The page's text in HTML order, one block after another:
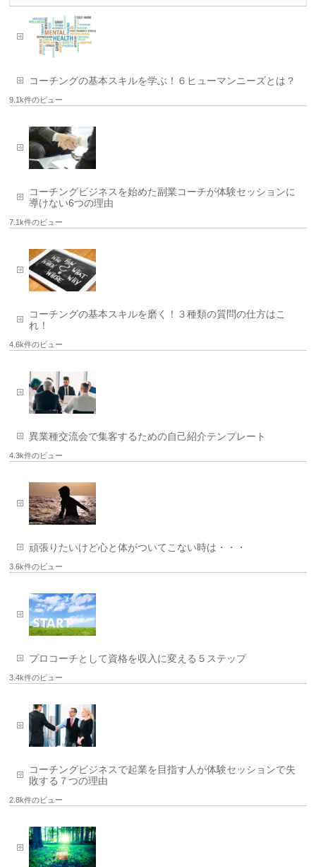
コーチングの基本スキルを学ぶ！６ヒューマンニーズとは？
9.1k件のビュー
コーチングビジネスを始めた副業コーチが体験セッションに
導けない6つの理由
7.1k件のビュー
コーチングの基本スキルを磨く！３種類の質問の仕方はこ
れ！
4.6k件のビュー
異業種交流会で集客するための自己紹介テンプレート
4.3k件のビュー
頑張りたいけど心と体がついてこない時は・・・
3.6k件のビュー
プロコーチとして資格を収入に変える５ステップ
3.4k件のビュー
コーチングビジネスで起業を目指す人が体験セッションで失
敗する７つの理由
2.8k件のビュー